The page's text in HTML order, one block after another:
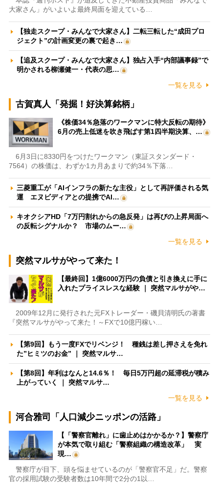
大家さん」がいよいよ最終局面を迎えている…
【独走スクープ・みんなで大家さん】二転三転した“成田プロ
ジェクト”の計画変更の裏で起き…
【追及スクープ・みんなで大家さん】独占入手“内部議事録”で
明かされる柳瀬健一・代表の思…
一覧を見る
古賀真人「発掘！好決算銘柄」
《株価34％急落のワークマンに特大反転の期待》
6月の売上低迷を吹き飛ばす第1四半期決算、…
6月3日に8330円をつけたワークマン（東証スタンダード・
7564）の株価は、わずか1カ月あまりで約34％下落…
三菱重工が「AIインフラの新たな主役」として再評価される気
運 エヌビディアとの提携でAI…
キオクシアHD「7万円割れからの急反発」は再びの上昇局面へ
の反転シグナルか？ 市場のムー…
一覧を見る
突然マルサがやって来た！
【最終回】1億6000万円の負債と引き換えに手に
入れたプライスレスな経験 ｜ 突然マルサがや…
2009年12月に発行された元FXトレーダー・磯貝清明氏の著書
『突然マルサがやって来た！～FXで10億円稼い…
【第9回】もう一度FXでリベンジ！ 種銭は差し押さえを免れ
た”ヒミツのお金” ｜ 突然マルサ…
【第8回】年利はなんと14.6％！ 毎日5万円超の延滞税が積み
上がっていく ｜ 突然マルサ…
一覧を見る
河合雅司「人口減少ニッポンの活路」
【「警察官離れ」に歯止めはかかるか？】警察庁
が本気で取り組む「警察組織の構造改革」 実
現…
警察庁が目下、頭を悩ませているのが「警察官不足」だ。警察
官の採用試験の受験者数は10年間で2分の1以…